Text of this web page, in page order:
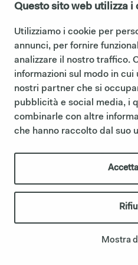
Questo sito web utilizza i
Utilizziamo i cookie per
annunci, per fornire
analizzare il nostro traffico.
informazioni sul modo in
nostri partner che si
pubblicità e social media, i
combinarle con altre
che hanno raccolto dal suo
Mostra
WALL-HUNG